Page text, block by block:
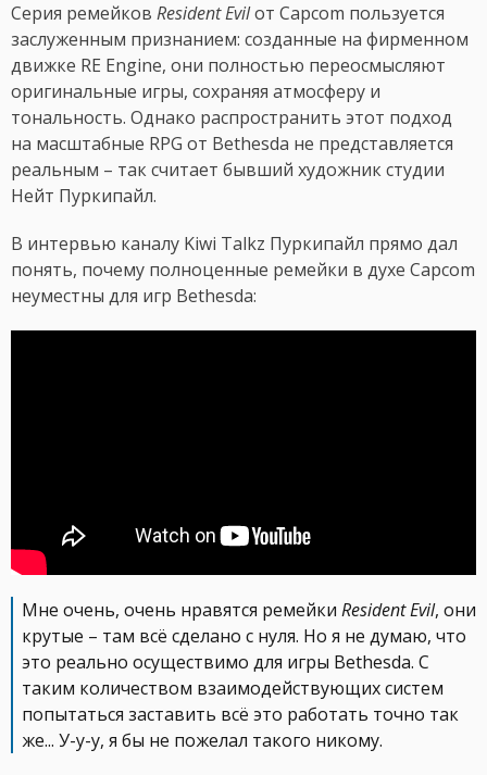
Серия ремейков Resident Evilот Capcom пользуется
заслуженным признанием: созданные на фирменном
движке RE Engine, они полностью переосмысляют
оригинальные игры, сохраняя атмосферу и
тональность. Однако распространить этот подход
на масштабные RPG от Bethesda не представляется
реальным – так считает бывший художник студии
Нейт Пуркипайл.
В интервью каналу Kiwi Talkz Пуркипайл прямо дал
понять, почему полноценные ремейки в духе Capcom
неуместны для игр Bethesda:
Мне очень, очень нравятся ремейки Resident Evil, они
крутые – там всё сделано с нуля. Но я не думаю, что
это реально осуществимо для игры Bethesda. С
таким количеством взаимодействующих систем
попытаться заставить всё это работать точно так
же... У-у-у, я бы не пожелал такого никому.